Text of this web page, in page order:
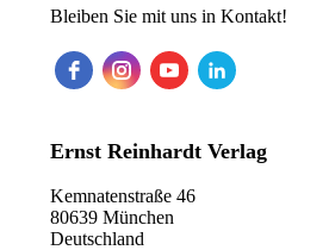
Bleiben Sie mit uns in Kontakt!
Ernst Reinhardt Verlag
Kemnatenstraße 46
80639 München
Deutschland